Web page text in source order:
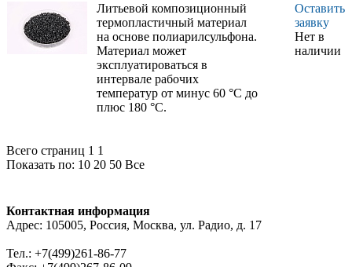
Литьевой композиционный
термопластичный материал
на основе полиарилсульфона.
Материал может
эксплуатироваться в
интервале рабочих
температур от минус 60 °С до
плюс 180 °С.
Оставить
заявку
Нет в
наличии
Всего страниц 1 1
Показать по: 10 20 50 Все
Контактная информация
Адрес: 105005, Россия, Москва, ул. Радио, д. 17
Тел.: +7(499)261-86-77